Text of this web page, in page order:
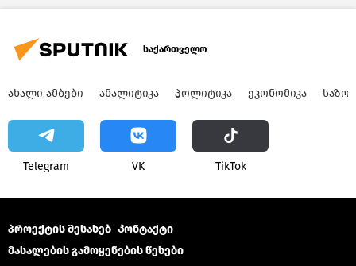
საქართველო
ᲐᲮᲐᲚᲘ ᲐᲛᲑᲔᲑᲘ ᲐᲜᲐᲚᲘᲢᲘᲙᲐ ᲞᲝᲚᲘᲢᲘᲙᲐ ᲔᲙᲝᲜᲝᲛᲘᲙᲐ
Telegram VK ТikТоk
პროექტის შესახებ Კონტაქტი
მასალების გამოყენების წესები